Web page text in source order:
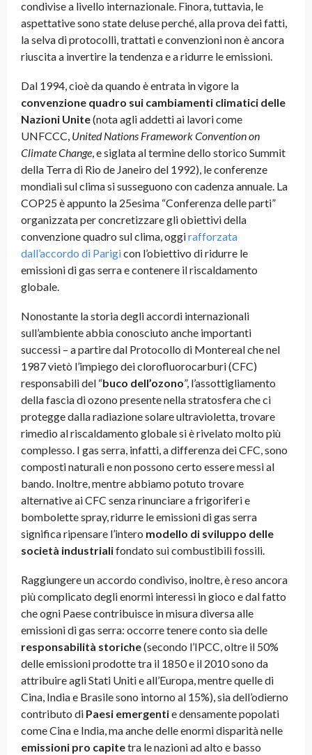
condivise a livello internazionale. Finora, tuttavia, le
aspettative sono state deluse perché, alla prova dei fatti,
la selva di protocolli, trattati e convenzioni non è ancora
riuscita a invertire la tendenza e a ridurre le emissioni.
Dal 1994, cioè da quando è entrata in vigore la
convenzione quadro sui cambiamenti climatici delle
Nazioni Unite(nota agli addetti ai lavori come
UNFCCC, United Nations Framework Convention on
Climate Change, e siglata al termine dello storico Summit
della Terra di Rio de Janeiro del 1992), le conferenze
mondiali sul clima si susseguono con cadenza annuale. La
COP25 è appunto la 25esima “Conferenza delle parti”
organizzata per concretizzare gli obiettivi della
convenzione quadro sul clima, oggirafforzata
dall’accordo di Parigicon l’obiettivo di ridurre le
emissioni di gas serra e contenere il riscaldamento
globale.
Nonostante la storia degli accordi internazionali
sull’ambiente abbia conosciuto anche importanti
successi – a partire dal Protocollo di Montereal che nel
1987 vietò l’impiego dei clorofluorocarburi (CFC)
responsabili del “buco dell’ozono”, l’assottigliamento
della fascia di ozono presente nella stratosfera che ci
protegge dalla radiazione solare ultravioletta, trovare
rimedio al riscaldamento globale si è rivelato molto più
complesso. I gas serra, infatti, a differenza dei CFC, sono
composti naturali e non possono certo essere messi al
bando. Inoltre, mentre abbiamo potuto trovare
alternative ai CFC senza rinunciare a frigoriferi e
bombolette spray, ridurre le emissioni di gas serra
significa ripensare l’intero modello di sviluppo delle
società industrialifondato sui combustibili fossili.
Raggiungere un accordo condiviso, inoltre, è reso ancora
più complicato degli enormi interessi in gioco e dal fatto
che ogni Paese contribuisce in misura diversa alle
emissioni di gas serra: occorre tenere conto sia delle
responsabilità storiche(secondo l’IPCC, oltre il 50%
delle emissioni prodotte tra il 1850 e il 2010 sono da
attribuire agli Stati Uniti e all’Europa, mentre quelle di
Cina, India e Brasile sono intorno al 15%), sia dell’odierno
contributo di Paesi emergentie densamente popolati
come Cina e India, ma anche delle enormi disparità nelle
emissioni pro capitetra le nazioni ad alto e basso